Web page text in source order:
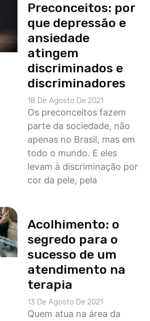
Preconceitos: por
que depressão e
ansiedade
atingem
discriminados e
discriminadores
18 De Agosto De 2021
Os preconceitos fazem
parte da sociedade, não
apenas no Brasil, mas em
todo o mundo. E eles
levam à discriminação por
cor da pele, pela
Acolhimento: o
segredo para o
sucesso de um
atendimento na
terapia
13 De Agosto De 2021
Quem atua na área da